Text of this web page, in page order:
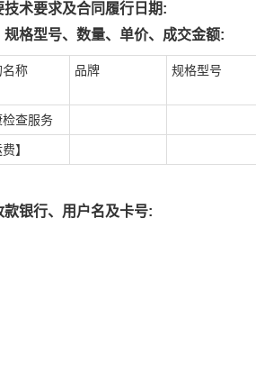
技术要求及合同履行日期:
规格型号、数量、单价、成交金额:
名称 品牌 规格型号
检查服务
费】
银行、用户名及卡号: